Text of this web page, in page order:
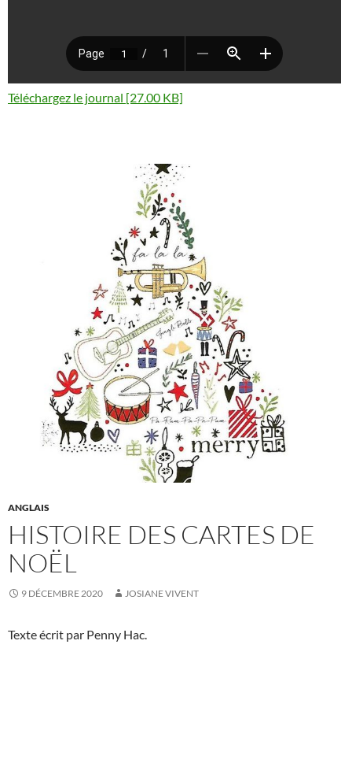
Téléchargez le journal [27.00 KB]
ANGLAIS
HISTOIRE DES CARTES DE
NOËL
9 DÉCEMBRE 2020 JOSIANE VIVENT
Texte écrit par Penny Hac.